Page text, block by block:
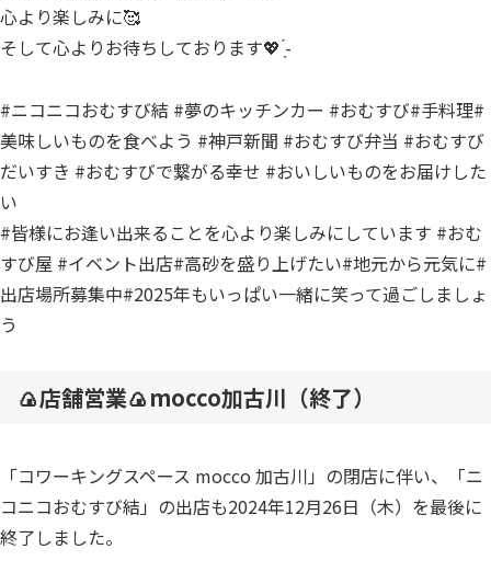
心より楽しみに🥰
そして心よりお待ちしております💖 ̖́-‬
⁡⁡#ニコニコおむすび結 #夢のキッチンカー #おむすび#手料理#
美味しいものを食べよう #神戸新聞 #おむすび弁当 #おむすび
だいすき #おむすびで繋がる幸せ #おいしいものをお届けした
い
#皆様にお逢い出来ることを心より楽しみにしています #おむ
すび屋 #イベント出店#高砂を盛り上げたい#地元から元気に#
出店場所募集中#2025年もいっぱい一緒に笑って過ごしましょ
う
🍙店舗営業🍙mocco加古川（終了）
「コワーキングスペース mocco 加古川」の閉店に伴い、「ニ
コニコおむすび結」の出店も2024年12月26日（木）を最後に
終了しました。